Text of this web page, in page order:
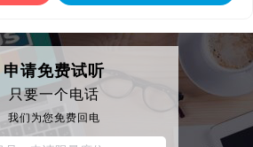
申请免费试听
只要一个电话
我们为您免费回电